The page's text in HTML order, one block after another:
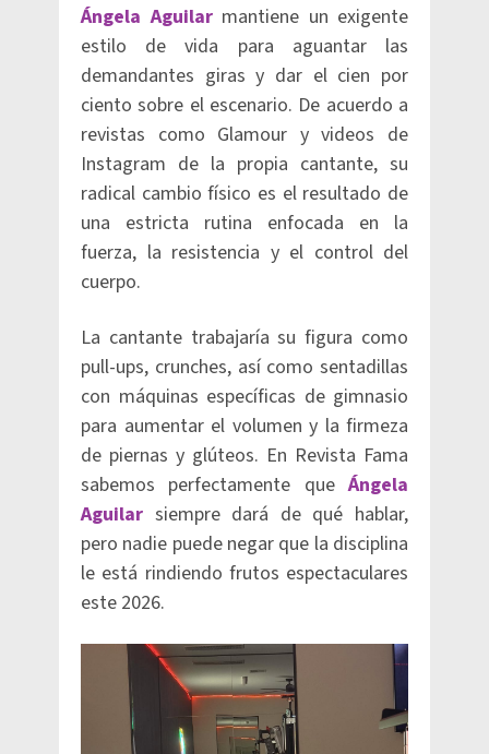
Ángela Aguilarmantiene un exigente
estilo de vida para aguantar las
demandantes giras y dar el cien por
ciento sobre el escenario. De acuerdo a
revistas como Glamour y videos de
Instagram de la propia cantante, su
radical cambio físico es el resultado de
una estricta rutina enfocada en la
fuerza, la resistencia y el control del
cuerpo.
La cantante trabajaría su figura como
pull-ups, crunches, así como sentadillas
con máquinas específicas de gimnasio
para aumentar el volumen y la firmeza
de piernas y glúteos. En Revista Fama
sabemos perfectamente queÁngela
Aguilar siempre dará de qué hablar,
pero nadie puede negar que la disciplina
le está rindiendo frutos espectaculares
este 2026.